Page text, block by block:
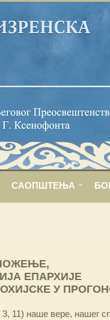
САОПШТЕЊА
ЕПАРХИЈЕ
У
11) наше вере, нашег